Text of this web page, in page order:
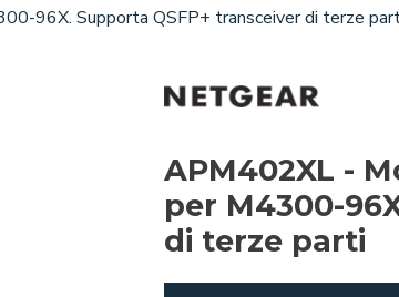
96X. Supporta QSFP+ transceiver di terze
APM402XL -
per M4300-
di terze parti